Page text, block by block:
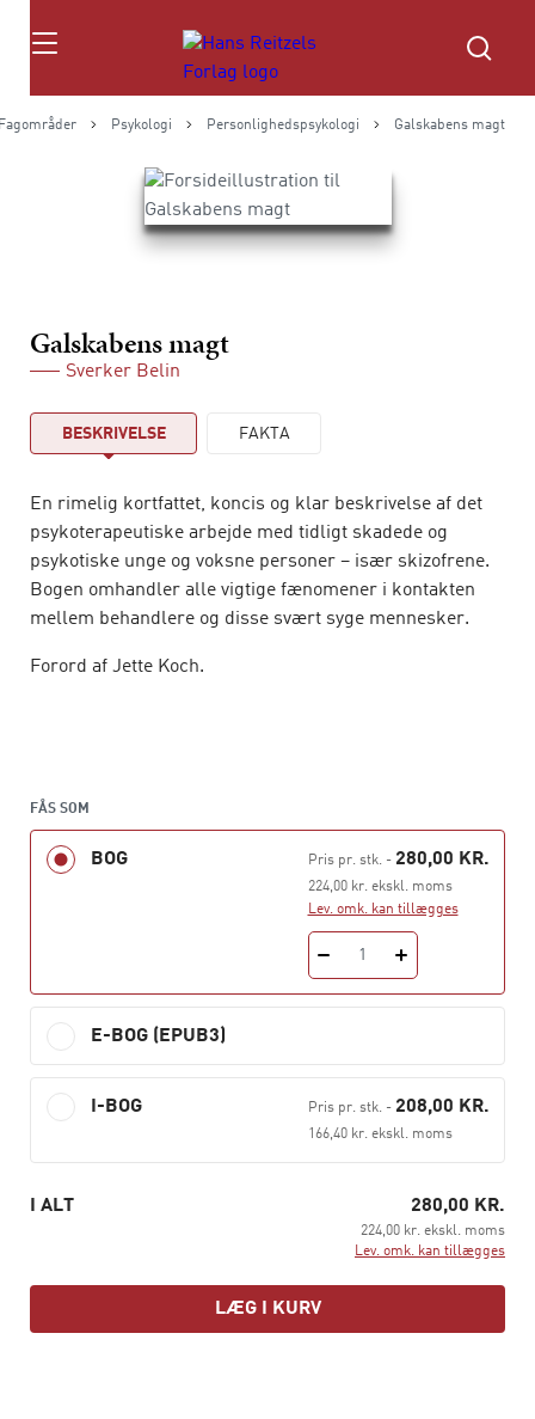
Søg
Psykologi Personlighedspsykologi Galskabens magt
Galskabens magt
Sverker Belin
BESKRIVELSE FAKTA
En rimelig kortfattet, koncis og klar beskrivelse af det
psykoterapeutiske arbejde med tidligt skadede og
psykotiske unge og voksne personer – især skizofrene.
Bogen omhandler alle vigtige fænomener i kontakten
mellem behandlere og disse svært syge mennesker.
Forord af Jette Koch.
FÅS SOM
BOG Pris pr. stk.- 280,00 KR.
224,00 kr. ekskl. moms
Lev. omk. kan tillægges
1
E-BOG (EPUB3)
I-BOG Pris pr. stk.- 208,00 KR.
166,40 kr. ekskl. moms
I ALT 280,00 KR.
224,00 kr. ekskl. moms
Lev. omk. kan tillægges
LÆG I KURV